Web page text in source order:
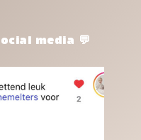
media 💬